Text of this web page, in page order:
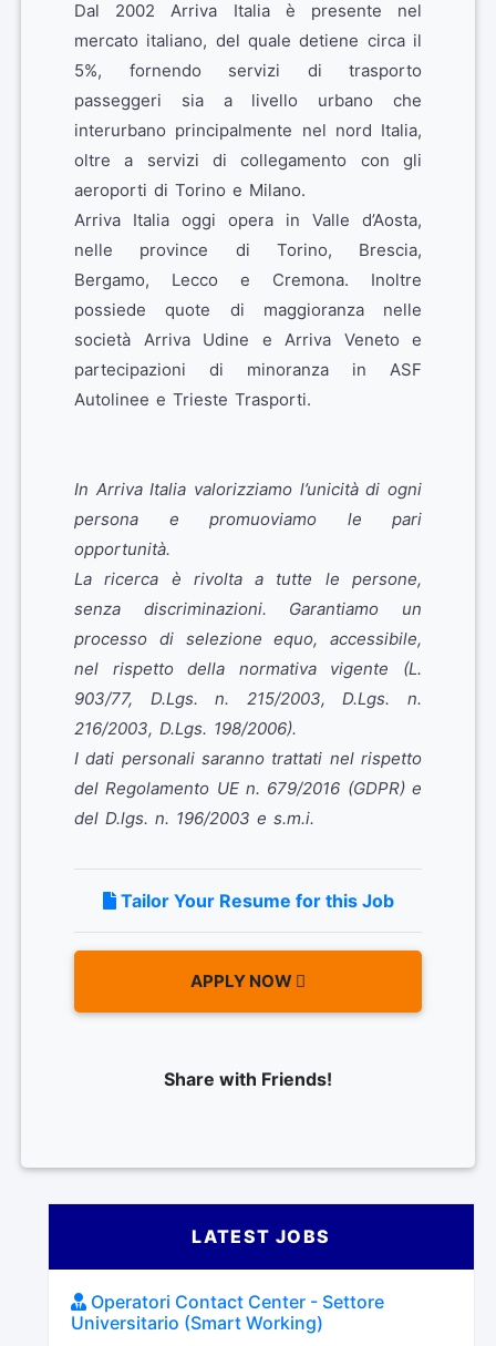
Dal 2002 Arriva Italia è presente nel
mercato italiano, del quale detiene circa il
5%, fornendo servizi di trasporto
passeggeri sia a livello urbano che
interurbano principalmente nel nord Italia,
oltre a servizi di collegamento con gli
aeroporti di Torino e Milano.
Arriva Italia oggi opera in Valle d’Aosta,
nelle province di Torino, Brescia,
Bergamo, Lecco e Cremona. Inoltre
possiede quote di maggioranza nelle
società Arriva Udine e Arriva Veneto e
partecipazioni di minoranza in ASF
Autolinee e Trieste Trasporti.
In Arriva Italia valorizziamo l’unicità di ogni
persona e promuoviamo le pari
opportunità.
La ricerca è rivolta a tutte le persone,
senza discriminazioni. Garantiamo un
processo di selezione equo, accessibile,
nel rispetto della normativa vigente (L.
903/77, D.Lgs. n. 215/2003, D.Lgs. n.
216/2003, D.Lgs. 198/2006).
I dati personali saranno trattati nel rispetto
del Regolamento UE n. 679/2016 (GDPR) e
del D.lgs. n. 196/2003 e s.m.i.
Tailor Your Resume for this Job
APPLY NOW
Share with Friends!
LATEST JOBS
Operatori Contact Center - Settore
Universitario (Smart Working)